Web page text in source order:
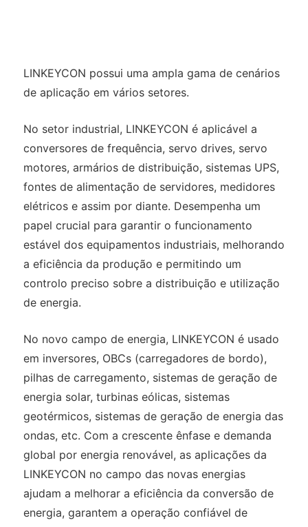
LINKEYCON possui uma ampla gama de cenários
de aplicação em vários setores.
No setor industrial, LINKEYCON é aplicável a
conversores de frequência, servo drives, servo
motores, armários de distribuição, sistemas UPS,
fontes de alimentação de servidores, medidores
elétricos e assim por diante. Desempenha um
papel crucial para garantir o funcionamento
estável dos equipamentos industriais, melhorando
a eficiência da produção e permitindo um
controlo preciso sobre a distribuição e utilização
de energia.
No novo campo de energia, LINKEYCON é usado
em inversores, OBCs (carregadores de bordo),
pilhas de carregamento, sistemas de geração de
energia solar, turbinas eólicas, sistemas
geotérmicos, sistemas de geração de energia das
ondas, etc. Com a crescente ênfase e demanda
global por energia renovável, as aplicações da
LINKEYCON no campo das novas energias
ajudam a melhorar a eficiência da conversão de
energia, garantem a operação confiável de